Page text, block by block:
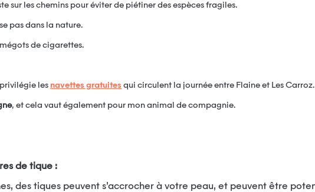
sur les chemins pour éviter de piétiner des espèces fragiles.
pas dans la nature.
de cigarettes.
privilégie les navettes gratuites qui circulent la journée entre Flaine et Les Carroz.
, et cela vaut également pour mon animal de compagnie.
de tique :